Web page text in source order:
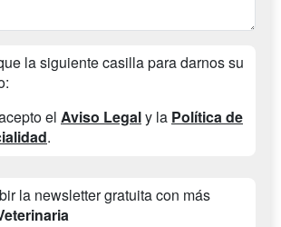
la siguiente casilla para darnos su
el Aviso Legaly la Política de
.
la newsletter gratuita con más